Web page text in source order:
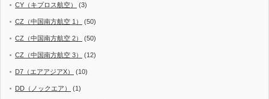
CY（キプロス航空） (3)
CZ（中国南方航空 1） (50)
CZ（中国南方航空 2） (50)
CZ（中国南方航空 3） (12)
D7（エアアジアX） (10)
DD（ノックエア） (1)